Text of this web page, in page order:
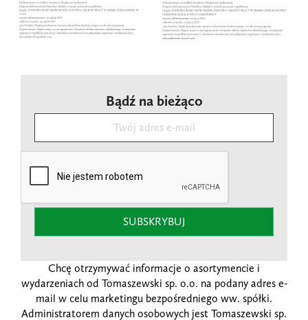
Bądź na bieżąco
SUBSKRYBUJ
Chcę otrzymywać informacje o asortymencie i
wydarzeniach od Tomaszewski sp. o.o. na podany adres e-
mail w celu marketingu bezpośredniego ww. spółki.
Administratorem danych osobowych jest Tomaszewski sp.